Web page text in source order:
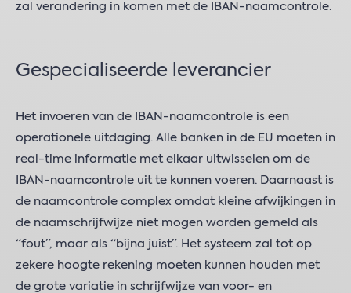
zal verandering in komen met de IBAN-naamcontrole.
Gespecialiseerde leverancier
Het invoeren van de IBAN-naamcontrole is een
operationele uitdaging. Alle banken in de EU moeten in
real-time informatie met elkaar uitwisselen om de
IBAN-naamcontrole uit te kunnen voeren. Daarnaast is
de naamcontrole complex omdat kleine afwijkingen in
de naamschrijfwijze niet mogen worden gemeld als
“fout”, maar als “bijna juist”. Het systeem zal tot op
zekere hoogte rekening moeten kunnen houden met
de grote variatie in schrijfwijze van voor- en